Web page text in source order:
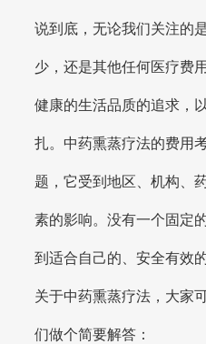
说到底，无论我们关注的
少，还是其他任何医疗费
健康的生活品质的追求，
扎。中药熏蒸疗法的费用
题，它受到地区、机构、
素的影响。没有一个固定
到适合自己的、安全有效
关于中药熏蒸疗法，大家
们做个简要解答：